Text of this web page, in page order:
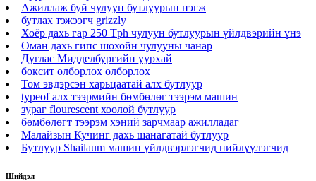
Ажиллаж буй чулуун бутлуурын нэгж
бутлах тэжээгч grizzly
Хоёр дахь гар 250 Tph чулуун бутлуурын үйлдвэрийн үнэ
Оман дахь гипс шохойн чулууны чанар
Дуглас Мидделбургийн уурхай
боксит олборлох олборлох
Том эвдэрсэн харьцаатай алх бутлуур
typeof алх тээрмийн бөмбөлөг тээрэм машин
зураг flourescent хоолой бутлуур
бөмбөлөгт тээрэм хэний зарчмаар ажилладаг
Малайзын Кучинг дахь шанагатай бутлуур
Бутлуур Shailaum машин үйлдвэрлэгчид нийлүүлэгчид
Шийдэл